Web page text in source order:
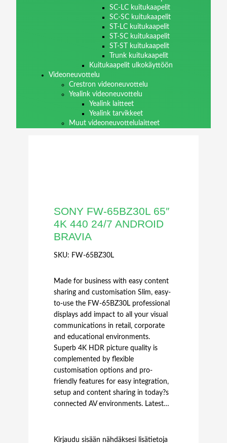
SC-LC kuitukaapelit
SC-SC kuitukaapelit
ST-LC kuitukaapelit
ST-SC kuitukaapelit
ST-ST kuitukaapelit
Trunk kuitukaapelit
Kuitukaapelit ulkokäyttöön
Videoneuvottelu
Crestron videoneuvottelu
Yealink videoneuvottelu
Yealink laitteet
Yealink tarvikkeet
Muut videoneuvottelulaitteet
SONY FW-65BZ30L 65″
4K 440 24/7 ANDROID
BRAVIA
SKU: FW-65BZ30L
Made for business with easy content
sharing and customisation Slim, easy-
to-use the FW-65BZ30L professional
displays add impact to all your visual
communications in retail, corporate
and educational environments.
Superb 4K HDR picture quality is
complemented by flexible
customisation options and pro-
friendly features for easy integration,
setup and content sharing in today?s
connected AV environments. Latest…
Kirjaudu sisään nähdäksesi lisätietoja